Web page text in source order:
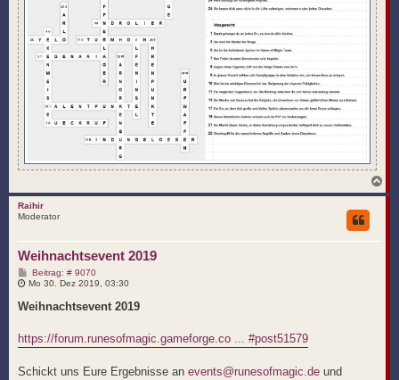
a
Raihir
Moderator
Weihnachtsevent 2019
Beitrag: # 9070B
e
t
g
Mo 30. Dez 2019, 03:30
Weihnachtsevent 2019
https://forum.runesofmagic.gameforge.co ... #post51579
Schickt uns Eure Ergebnisse an events@runesofmagic.de und